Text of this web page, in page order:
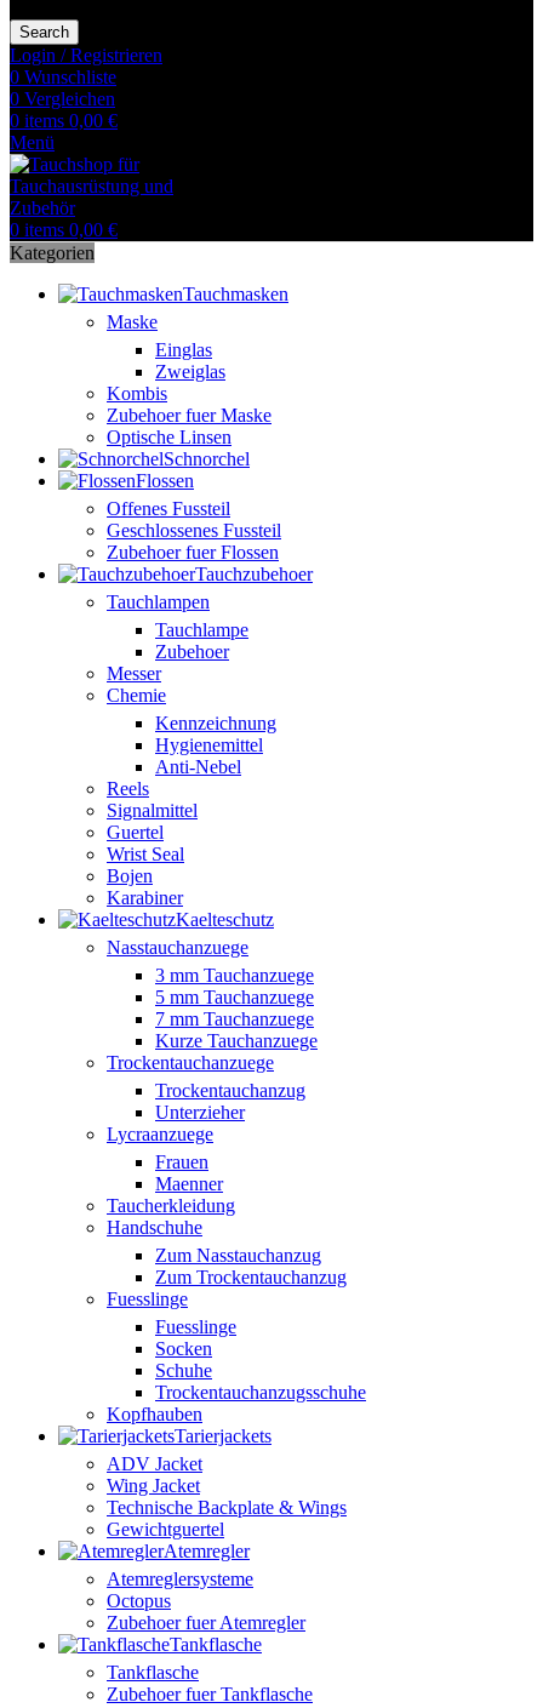
Search
Login / Registrieren
0 Wunschliste
0 Vergleichen
0 items 0,00 €
Menü
0 items 0,00 €
Kategorien
Tauchmasken
Maske
Einglas
Zweiglas
Kombis
Zubehoer fuer Maske
Optische Linsen
Schnorchel
Flossen
Offenes Fussteil
Geschlossenes Fussteil
Zubehoer fuer Flossen
Tauchzubehoer
Tauchlampen
Tauchlampe
Zubehoer
Messer
Chemie
Kennzeichnung
Hygienemittel
Anti-Nebel
Reels
Signalmittel
Guertel
Wrist Seal
Bojen
Karabiner
Kaelteschutz
Nasstauchanzuege
3 mm Tauchanzuege
5 mm Tauchanzuege
7 mm Tauchanzuege
Kurze Tauchanzuege
Trockentauchanzuege
Trockentauchanzug
Unterzieher
Lycraanzuege
Frauen
Maenner
Taucherkleidung
Handschuhe
Zum Nasstauchanzug
Zum Trockentauchanzug
Fuesslinge
Fuesslinge
Socken
Schuhe
Trockentauchanzugsschuhe
Kopfhauben
Tarierjackets
ADV Jacket
Wing Jacket
Technische Backplate & Wings
Gewichtguertel
Atemregler
Atemreglersysteme
Octopus
Zubehoer fuer Atemregler
Tankflasche
Tankflasche
Zubehoer fuer Tankflasche